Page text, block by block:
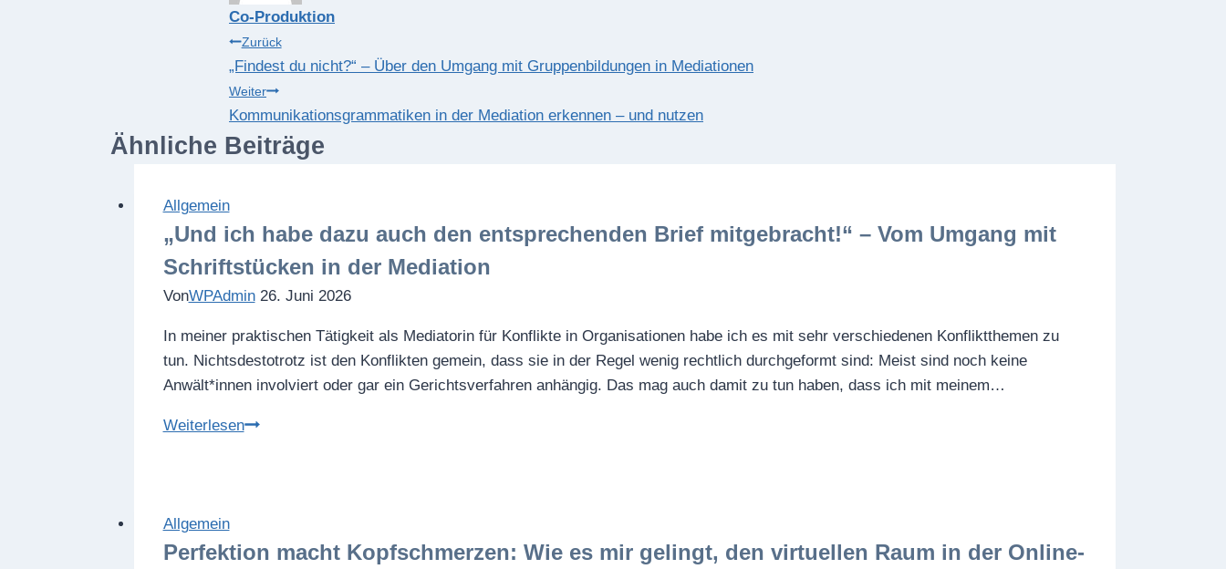
Co-Produktion
Beitragsnavigation
Zurück
„Findest du nicht?“ – Über den Umgang mit Gruppenbildungen in Mediationen
Weiter
Kommunikationsgrammatiken in der Mediation erkennen – und nutzen
Ähnliche Beiträge
Allgemein
„Und ich habe dazu auch den entsprechenden Brief mitgebracht!“ – Vom Umgang mit
Schriftstücken in der Mediation
VonWPAdmin 26. Juni 2026
In meiner praktischen Tätigkeit als Mediatorin für Konflikte in Organisationen habe ich es mit sehr verschiedenen Konfliktthemen zu
tun. Nichtsdestotrotz ist den Konflikten gemein, dass sie in der Regel wenig rechtlich durchgeformt sind: Meist sind noch keine
Anwält*innen involviert oder gar ein Gerichtsverfahren anhängig. Das mag auch damit zu tun haben, dass ich mit meinem…
Weiterlesen„Und
den
Allgemein
Perfektion macht Kopfschmerzen: Wie es mir gelingt, den virtuellen Raum in der Online-